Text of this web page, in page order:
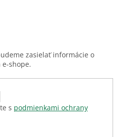
zasielať informácie o
shope.
s podmienkami ochrany